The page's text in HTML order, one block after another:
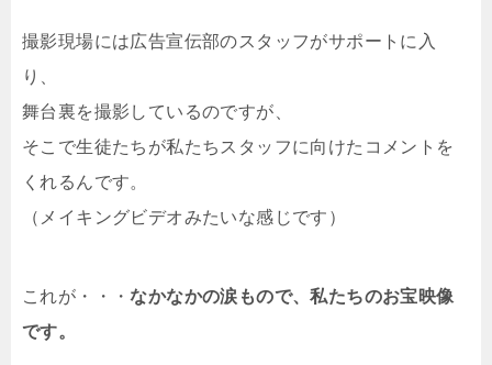
撮影現場には広告宣伝部のスタッフがサポートに入
り、
舞台裏を撮影しているのですが、
そこで生徒たちが私たちスタッフに向けたコメントを
くれるんです。
（メイキングビデオみたいな感じです）
これが・・・なかなかの涙もので、私たちのお宝映像
です。